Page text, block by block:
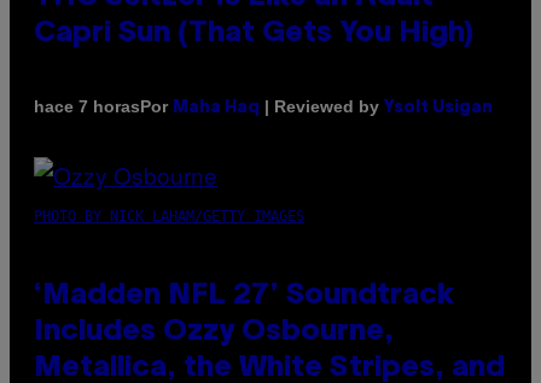
Capri Sun (That Gets You High)
hace 7 horasPor Maha Haq | Reviewed by Ysolt Usigan
PHOTO BY NICK LAHAM/GETTY IMAGES
‘Madden NFL 27’ Soundtrack
Includes Ozzy Osbourne,
Metallica, the White Stripes, and